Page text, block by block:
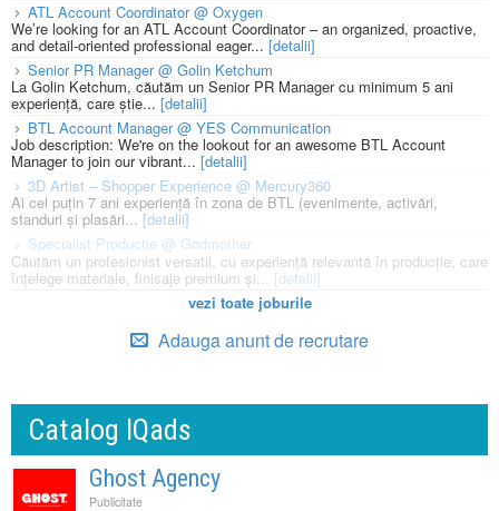
ATL Account Coordinator @ Oxygen
We’re looking for an ATL Account Coordinator – an organized, proactive,
and detail-oriented professional eager... [detalii]
Senior PR Manager @ Golin Ketchum
La Golin Ketchum, căutăm un Senior PR Manager cu minimum 5 ani
experiență, care știe... [detalii]
BTL Account Manager @ YES Communication
Job description: We're on the lookout for an awesome BTL Account
Manager to join our vibrant... [detalii]
3D Artist – Shopper Experience @ Mercury360
Ai cel puțin 7 ani experiență în zona de BTL (evenimente, activări,
standuri și plasări... [detalii]
Specialist Productie @ Godmother
Căutăm un profesionist versatil, cu experiență relevantă în producție, care
înțelege materiale, finisaje premium și... [detalii]
vezi toate joburile
Adauga anunt de recrutare
Catalog IQads
Ghost Agency
Publicitate